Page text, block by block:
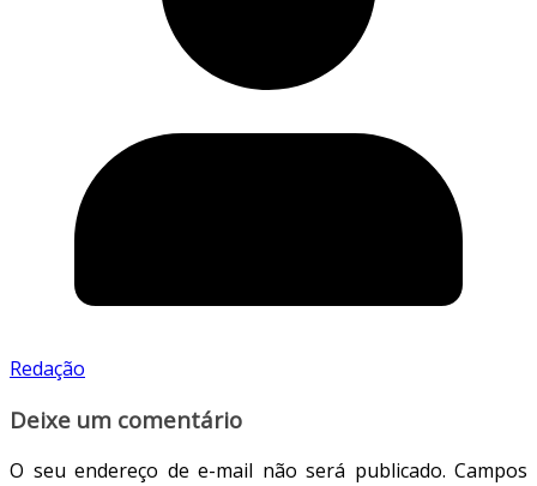
Redação
Deixe um comentário
O seu endereço de e-mail não será publicado. Campos